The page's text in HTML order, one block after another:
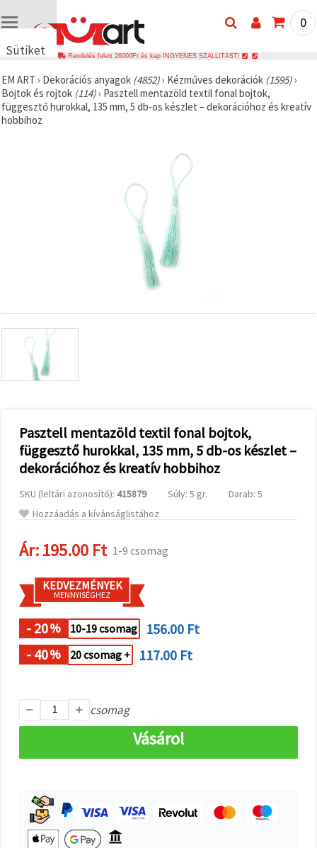
Sütiket
🍪 Cookie-
kat és
hasonló
technológiákat
forgalmat,
relevánsabb
tartalmat
hirdetéseket
jelenítsünk
marketingpartnereink
segítségével
Az "Összes
elfogadása"
kattintva
elfogadhatja
az összes
Beállításokban
preferenciáit
az adott
típusú sütik
"Mentés"
gombra
kattintva.
el
mindet
0
Rendelés felett 26000Ft és kap INGYENES SZÁLLÍTÁST!
EM ART › Dekorációs anyagok (4852)› Kézműves dekorációk (1595)›
Bojtok és rojtok (114)› Pasztell mentazöld textil fonal bojtok,
függesztő hurokkal, 135 mm, 5 db-os készlet – dekorációhoz és kreatív
hobbihoz
Pasztell mentazöld textil fonal bojtok,
függesztő hurokkal, 135 mm, 5 db-os készlet –
dekorációhoz és kreatív hobbihoz
SKU (leltári azonosító): 415879 Súly: 5 gr.
Darab: 5
Hozzáadás a kívánságlistához
Ár:195.00 Ft 1-9 csomag
KEDVEZMÉNYEK
MENNYISÉGHEZ
- 20% 10-19 csomag
156.00 Ft
- 40% 20 csomag + 117.00 Ft
csomag
Vásárol